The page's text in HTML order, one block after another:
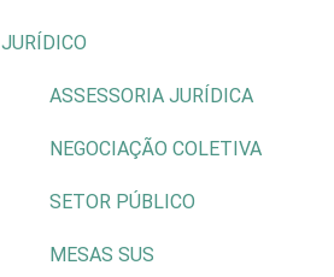
JURÍDICO
ASSESSORIA JURÍDICA
NEGOCIAÇÃO COLETIVA
SETOR PÚBLICO
MESAS SUS